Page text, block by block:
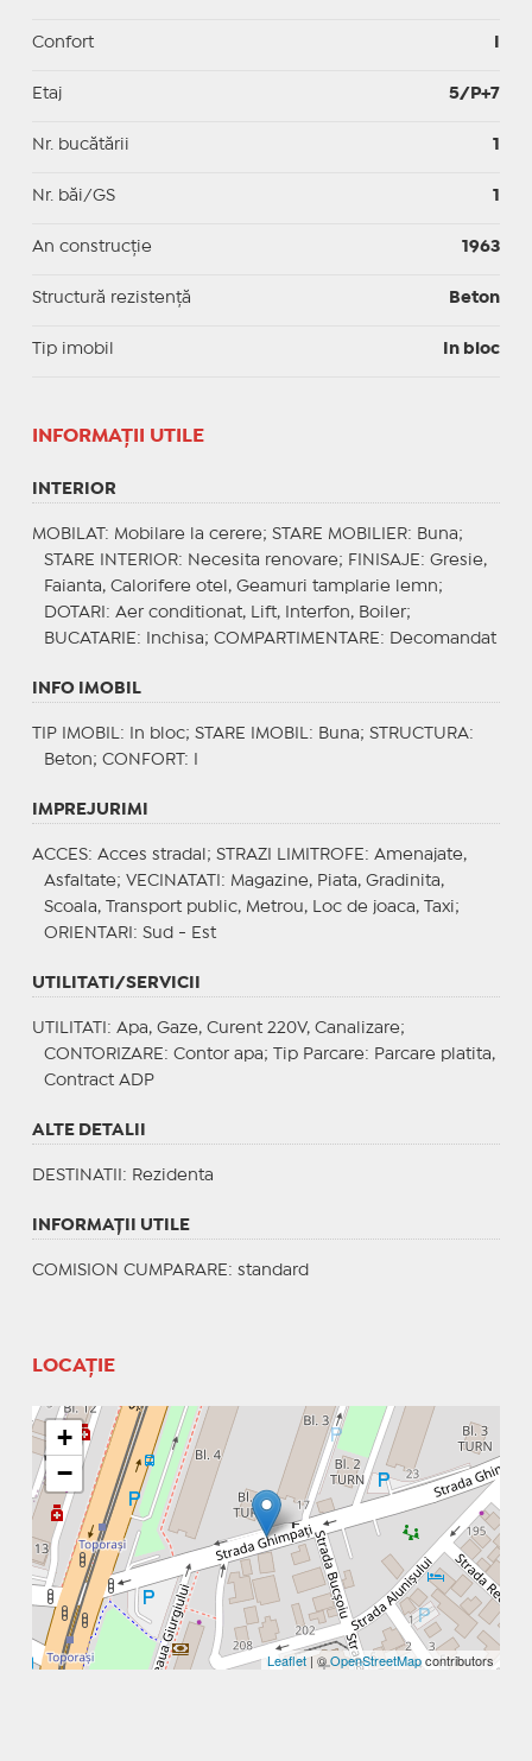
Confort
Etaj 5/P+7
Nr. bucătării 1
Nr. băi/GS 1
An construcție 1963
Structură rezistență Beton
Tip imobil In bloc
INFORMAŢII UTILE
INTERIOR
MOBILAT : Mobilare la cerere; STARE MOBILIER: Buna;
STARE INTERIOR: Necesita renovare; FINISAJE : Gresie,
Faianta, Calorifere otel, Geamuri tamplarie lemn;
DOTARI : Aer conditionat, Lift, Interfon, Boiler;
BUCATARIE : Inchisa; COMPARTIMENTARE : Decomandat
INFO IMOBIL
TIP IMOBIL : In bloc; STARE IMOBIL : Buna; STRUCTURA:
Beton; CONFORT : I
IMPREJURIMI
ACCES: Acces stradal; STRAZI LIMITROFE : Amenajate,
Asfaltate; VECINATATI : Magazine, Piata, Gradinita,
Scoala, Transport public, Metrou, Loc de joaca, Taxi;
ORIENTARI : Sud - Est
UTILITATI/SERVICII
UTILITATI : Apa, Gaze, Curent 220V, Canalizare;
CONTORIZARE : Contor apa; Tip Parcare: Parcare platita,
Contract ADP
ALTE DETALII
DESTINATII : Rezidenta
INFORMAŢII UTILE
COMISION CUMPARARE: standard
LOCAȚIE
+
−
Leaflet| ©OpenStreetMapcontributors